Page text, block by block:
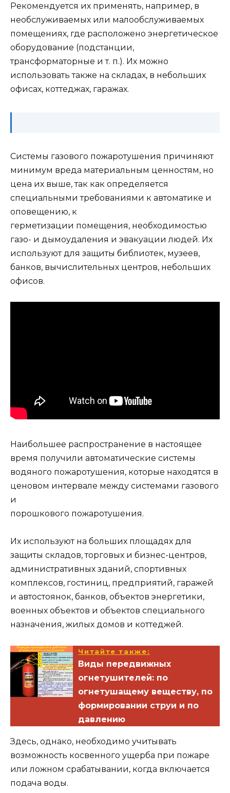
Рекомендуется их применять, например, в
необслуживаемых или малообслуживаемых
помещениях, где расположено энергетическое
оборудование (подстанции,
трансформаторные и т. п.). Их можно
использовать также на складах, в небольших
офисах, коттеджах, гаражах.
Системы газового пожаротушения причиняют
минимум вреда материальным ценностям, но
цена их выше, так как определяется
специальными требованиями к автоматике и
оповещению, к
герметизации помещения, необходимостью
газо- и дымоудаления и эвакуации людей. Их
используют для защиты библиотек, музеев,
банков, вычислительных центров, небольших
офисов.
Наибольшее распространение в настоящее
время получили автоматические системы
водяного пожаротушения, которые находятся в
ценовом интервале между системами газового
и
порошкового пожаротушения.
Их используют на больших площадях для
защиты складов, торговых и бизнес-центров,
административных зданий, спортивных
комплексов, гостиниц, предприятий, гаражей
и автостоянок, банков, объектов энергетики,
военных объектов и объектов специального
назначения, жилых домов и коттеджей.
Читайте также:
Виды передвижных
огнетушителей: по
огнетушащему веществу, по
формировании струи и по
давлению
Здесь, однако, необходимо учитывать
возможность косвенного ущерба при пожаре
или ложном срабатывании, когда включается
подача воды.